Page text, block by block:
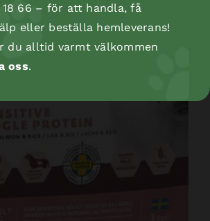
66 – för att handla, få
eller beställa hemleverans!
du alltid varmt välkommen
oss.